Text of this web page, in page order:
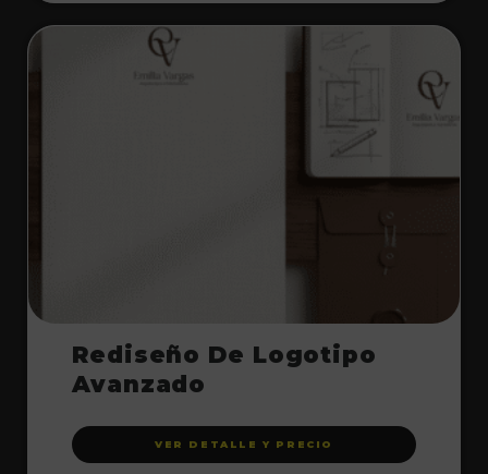
Rediseño De Logotipo
Avanzado
VER DETALLE Y PRECIO